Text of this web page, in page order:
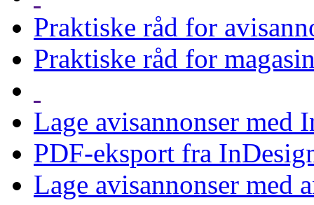
Praktiske råd for
Praktiske råd for
Lage avisannonser med
PDF-eksport fra
Lage avisannonser med